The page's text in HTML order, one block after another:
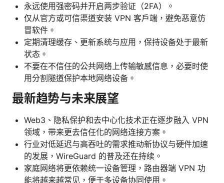
永远使用强密码并开启两步验证（2FA）。
仅从官方或可信渠道安装 VPN 客户端，避免恶意仿
冒软件。
定期清理缓存、更新系统与应用，保持设备处于最新
状态。
不要在不信任的公共网络上传输敏感信息，必要时使
用分割隧道保护本地网络设备。
最新趋势与未来展望
Web3、隐私保护和去中心化技术正在逐步融入 VPN
领域，带来更去信任化的网络连接方案。
行业对低延迟与高吞吐的需求推动新协议与硬件加速
的发展，WireGuard 的普及还在持续。
家庭网络将更依赖统一设备管理，路由器端 VPN 功
能将越来越常见，便于多设备协同使用。